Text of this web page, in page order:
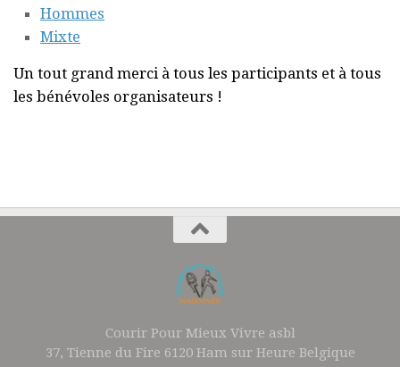
Hommes
Mixte
Un tout grand merci à tous les participants et à tous
les bénévoles organisateurs !
Courir Pour Mieux Vivre asbl
37, Tienne du Fire 6120 Ham sur Heure Belgique